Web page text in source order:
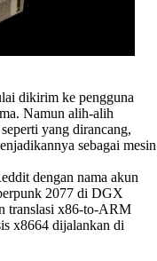
dikirim ke pengguna
Namun alih-alih
yang dirancang,
sebagai mesin
dengan nama akun
2077 di DGX
translasi x86-to-ARM
x8664 dijalankan di